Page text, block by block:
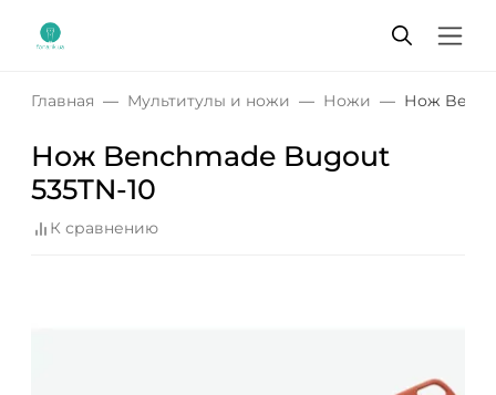
Главная Мультитулы и ножи Ножи Нож
Нож Benchmade Bugout
535TN-10
К сравнению